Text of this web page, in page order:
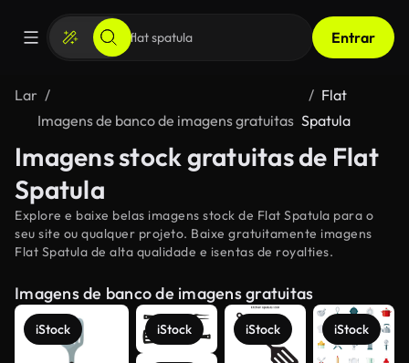
Entrar
Lar
Imagens de banco de imagens gratuitas
Flat
Spatula
Imagens stock gratuitas de Flat
Spatula
Explore e baixe belas imagens stock de Flat Spatula para o
seu site ou qualquer projeto. Baixe gratuitamente imagens
Flat Spatula de alta qualidade e isentas de royalties.
Imagens de banco de imagens gratuitas
iStock iStock iStock iStock